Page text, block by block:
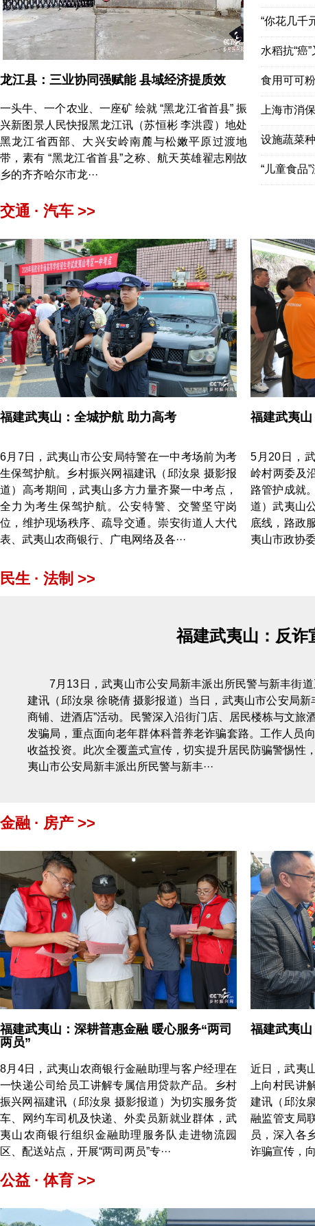
龙江县：三业协同强赋能 县域经济提质效
一头牛、一个农业、一座矿 绘就 “黑龙江省首县” 振
兴新图景人民快报黑龙江讯（苏恒彬 李洪霞）地处
黑龙江省西部、大兴安岭南麓与松嫩平原过渡地
带，素有 “黑龙江省首县”之称、航天英雄翟志刚故
乡的齐齐哈尔市龙···
“你花几千
水稻抗“癌
食用可可
上海市消
设施蔬菜
“儿童食品
交通 · 汽车 >>
福建武夷山：全城护航 助力高考
6月7日，武夷山市公安局特警在一中考场前为考
生保驾护航。乡村振兴网福建讯（邱汝泉 摄影报
道）高考期间，武夷山多方力量齐聚一中考点，
全力为考生保驾护航。公安特警、交警坚守岗
位，维护现场秩序、疏导交通。崇安街道人大代
表、武夷山农商银行、广电网络及各···
福建武夷
5月20日，
岭村两委及
路管护成就
道）武夷山
底线，路政
夷山市政协
民生 · 法制 >>
福建武夷山：反诈
7月13日，武夷山市公安局新丰派出所民警与新丰街
建讯（邱汝泉 徐晓倩 摄影报道）当日，武夷山市公安局
商铺、进酒店”活动。民警深入沿街门店、居民楼栋与文
发骗局，重点面向老年群体科普养老诈骗套路。工作人员
收益投资。此次全覆盖式宣传，切实提升居民防骗警惕性
夷山市公安局新丰派出所民警与新丰···
金融 · 房产 >>
福建武夷山：深耕普惠金融 暖心服务“两司
两员”
8月4日，武夷山农商银行金融助理与客户经理在
一快递公司给员工讲解专属信用贷款产品。乡村
振兴网福建讯（邱汝泉 摄影报道）为切实服务货
车、网约车司机及快递、外卖员新就业群体，武
夷山农商银行组织金融助理服务队走进物流园
区、配送站点，开展“两司两员”专···
福建武夷
近日，武夷
上向村民讲
建讯（邱汝
融监管支局
员，深入各
诈骗宣传，
公益 · 体育 >>